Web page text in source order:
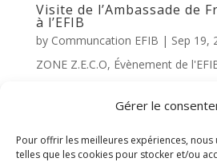
Gérer le
Pour offrir les meilleures expériences,
telles que les cookies pour stocker et/ou
Visite de l’Ambassade de
à l’EFIB
by Communcation EFIB | Sep 19,
ZONE Z.E.C.O, Évènement de
📅 Le mercredi 17
Marion Paradas,